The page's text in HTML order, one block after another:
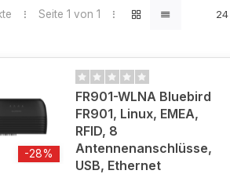
Seite 1 von 1
-28%
FR901-WLNA Bluebird
FR901, Linux, EMEA,
RFID, 8
Antennenanschlüsse,
USB, Ethernet